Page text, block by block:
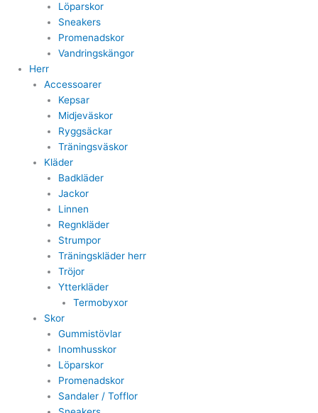
Löparskor
Sneakers
Promenadskor
Vandringskängor
Herr
Accessoarer
Kepsar
Midjeväskor
Ryggsäckar
Träningsväskor
Kläder
Badkläder
Jackor
Linnen
Regnkläder
Strumpor
Träningskläder herr
Tröjor
Ytterkläder
Termobyxor
Skor
Gummistövlar
Inomhusskor
Löparskor
Promenadskor
Sandaler / Tofflor